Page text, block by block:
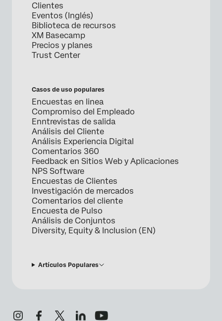
Clientes
Eventos (Inglés)
Biblioteca de recursos
XM Basecamp
Precios y planes
Trust Center
Casos de uso populares
Encuestas en linea
Compromiso del Empleado
Enntrevistas de salida
Análisis del Cliente
Análisis Experiencia Digital
Comentarios 360
Feedback en Sitios Web y Aplicaciones
NPS Software
Encuestas de Clientes
Investigación de mercados
Comentarios del cliente
Encuesta de Pulso
Análisis de Conjuntos
Diversity, Equity & Inclusion (EN)
Artículos Populares